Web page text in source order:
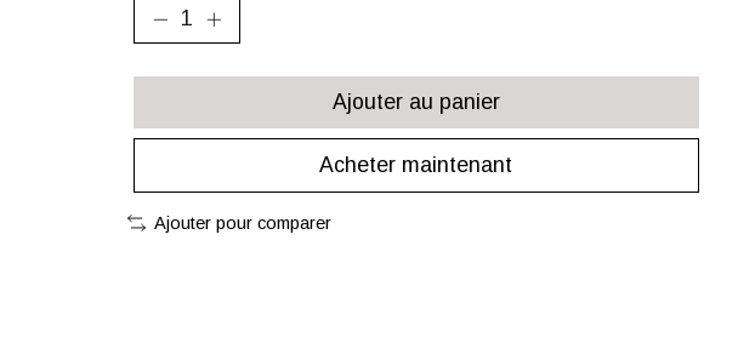
Ajouter au panier
Acheter maintenant
Ajouter pour comparer